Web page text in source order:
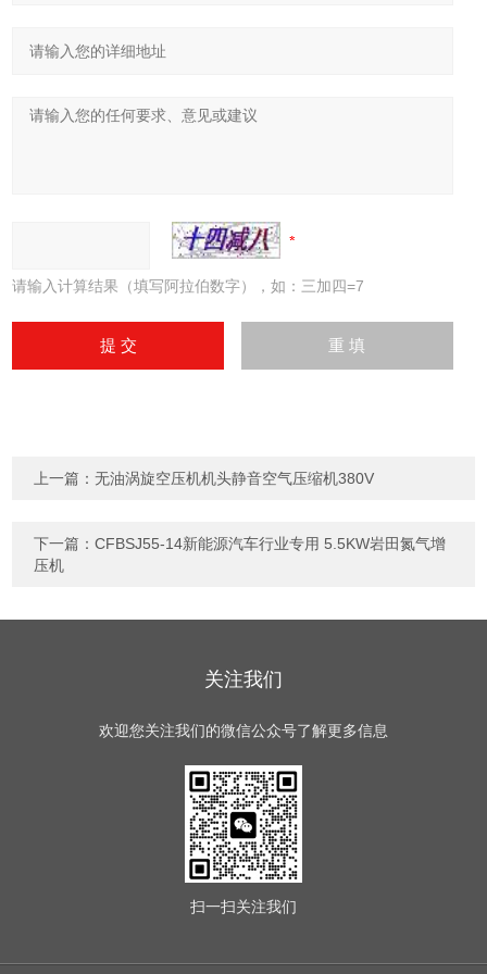
请输入计算结果（填写阿拉伯数字），如：三加四=7
上一篇：无油涡旋空压机机头静音空气压缩机380V
下一篇：CFBSJ55-14新能源汽车行业专用 5.5KW岩田氮气增
压机
关注我们
欢迎您关注我们的微信公众号了解更多信息
扫一扫关注我们